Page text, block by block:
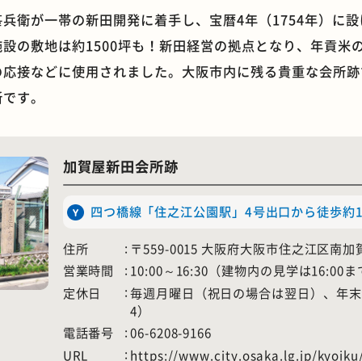
遊具
衛が一帯の新田開発に着手し、宝暦4年（1754年）に
の敷地は約1500坪も！新田経営の拠点となり、年貢米
接などに使用されました。大阪市内に残る貴重な会所
す。
加賀屋新田会所跡
四つ橋線「住之江公園駅」4号出口から徒歩約
住所
〒559-0015 大阪府大阪市住之江区南加
営業時間
10:00～16:30（建物内の見学は16:00ま
定休日
毎週月曜日（祝日の場合は翌日）、年
4）
電話番号
06-6208-9166
URL
https://www.city.osaka.lg.jp/kyoiku/